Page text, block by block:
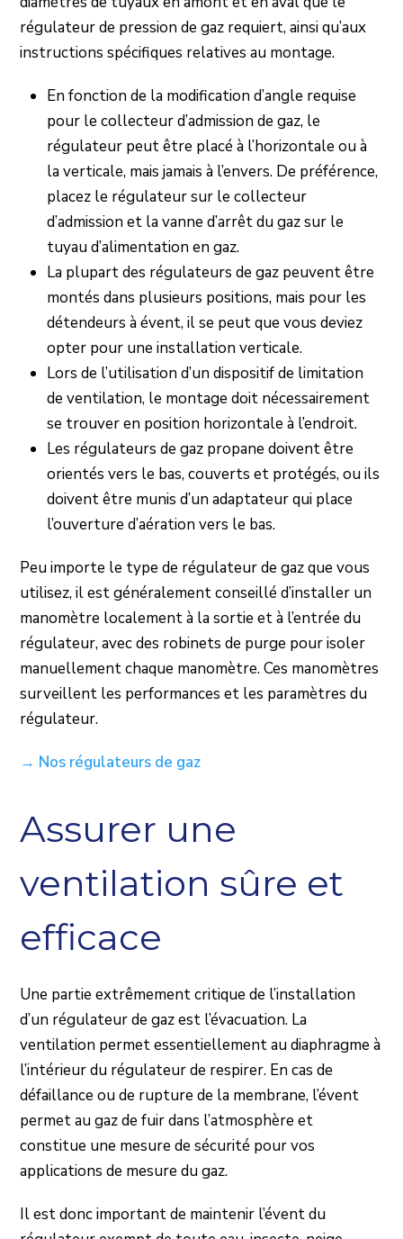
régulateur de pression de gaz requiert, ainsi qu’aux
instructions spécifiques relatives au montage.
En fonction de la modification d’angle requise
pour le collecteur d’admission de gaz, le
régulateur peut être placé à l’horizontale ou à
la verticale, mais jamais à l’envers. De préférence,
placez le régulateur sur le collecteur
d’admission et la vanne d’arrêt du gaz sur le
tuyau d’alimentation en gaz.
La plupart des régulateurs de gaz peuvent être
montés dans plusieurs positions, mais pour les
détendeurs à évent, il se peut que vous deviez
opter pour une installation verticale.
Lors de l’utilisation d’un dispositif de limitation
de ventilation, le montage doit nécessairement
se trouver en position horizontale à l’endroit.
Les régulateurs de gaz propane doivent être
orientés vers le bas, couverts et protégés, ou ils
doivent être munis d’un adaptateur qui place
l’ouverture d’aération vers le bas.
Peu importe le type de régulateur de gaz que vous
utilisez, il est généralement conseillé d’installer un
manomètre localement à la sortie et à l’entrée du
régulateur, avec des robinets de purge pour isoler
manuellement chaque manomètre. Ces manomètres
surveillent les performances et les paramètres du
régulateur.
→ Nos régulateurs de gaz
Assurer une
ventilation sûre et
efficace
Une partie extrêmement critique de l’installation
d’un régulateur de gaz est l’évacuation. La
ventilation permet essentiellement au diaphragme à
l’intérieur du régulateur de respirer. En cas de
défaillance ou de rupture de la membrane, l’évent
permet au gaz de fuir dans l’atmosphère et
constitue une mesure de sécurité pour vos
applications de mesure du gaz.
Il est donc important de maintenir l’évent du